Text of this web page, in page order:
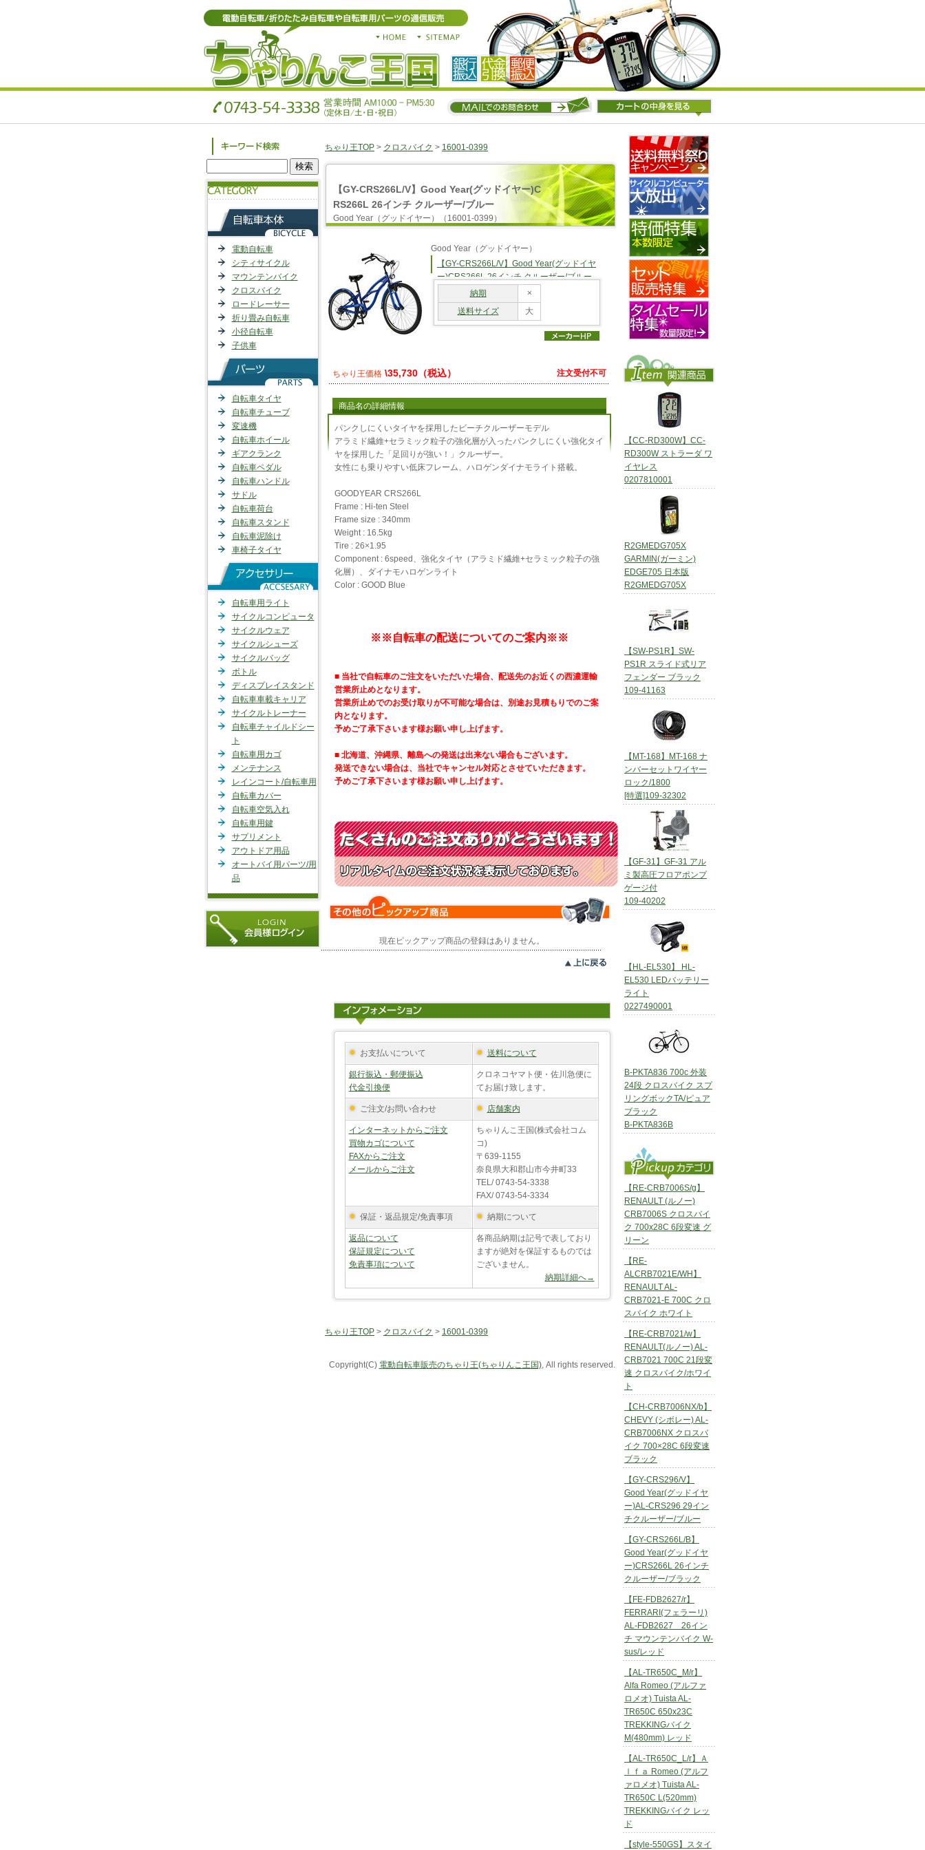
電動自転車
シティサイクル
マウンテンバイク
クロスバイク
ロードレーサー
折り畳み自転車
小径自転車
子供車
自転車タイヤ
自転車チューブ
変速機
自転車ホイール
ギアクランク
自転車ペダル
自転車ハンドル
サドル
自転車荷台
自転車スタンド
自転車泥除け
車椅子タイヤ
自転車用ライト
サイクルコンピュータ
サイクルウェア
サイクルシューズ
サイクルバッグ
ボトル
ディスプレイスタンド
自転車車載キャリア
サイクルトレーナー
自転車チャイルドシー
ト
自転車用カゴ
メンテナンス
レインコート/自転車用
自転車カバー
自転車空気入れ
自転車用鍵
サプリメント
アウトドア用品
オートバイ用パーツ/用
品
ちゃり王TOP > クロスバイク > 16001-0399
【GY-CRS266L/V】Good Year(グッドイヤー)C
RS266L 26インチ クルーザー/ブルー
Good Year（グッドイヤー）（16001-0399）
Good Year（グッドイヤー）
【GY-CRS266L/V】Good Year(グッドイヤ
ー)CRS266L 26インチ クルーザー/ブルー
納期
×
送料サイズ
大
ちゃり王価格 \35,730（税込） 注文受付不可
商品名の詳細情報
パンクしにくいタイヤを採用したビーチクルーザーモデル
アラミド繊維+セラミック粒子の強化層が入ったパンクしにくい強化タイ
ヤを採用した「足回りが強い！」クルーザー。
女性にも乗りやすい低床フレーム、ハロゲンダイナモライト搭載。
GOODYEAR CRS266L
Frame : Hi-ten Steel
Frame size : 340mm
Weight : 16.5kg
Tire : 26×1.95
Component : 6speed、強化タイヤ（アラミド繊維+セラミック粒子の強
化層）、ダイナモハロゲンライト
Color : GOOD Blue
※※自転車の配送についてのご案内※※
■ 当社で自転車のご注文をいただいた場合、配送先のお近くの西濃運輸
営業所止めとなります。
営業所止めでのお受け取りが不可能な場合は、別途お見積もりでのご案
内となります。
予めご了承下さいます様お願い申し上げます。
■ 北海道、沖縄県、離島への発送は出来ない場合もございます。
発送できない場合は、当社でキャンセル対応とさせていただきます。
予めご了承下さいます様お願い申し上げます。
現在ピックアップ商品の登録はありません。
お支払いについて 送料について
銀行振込・郵便振込
代金引換便
クロネコヤマト便・佐川急便に
てお届け致します。
ご注文/お問い合わせ 店舗案内
インターネットからご注文
買物カゴについて
FAXからご注文
メールからご注文
ちゃりんこ王国(株式会社コム
コ)
〒639-1155
奈良県大和郡山市今井町33
TEL/ 0743-54-3338
FAX/ 0743-54-3334
保証・返品規定/免責事項 納期について
返品について
保証規定について
免責事項について
各商品納期は記号で表しており
ますが絶対を保証するものでは
ございません。
納期詳細へ→
ちゃり王TOP > クロスバイク > 16001-0399
Copyright(C) 電動自転車販売のちゃり王(ちゃりんこ王国), All rights reserved.
【CC-RD300W】CC-
RD300W ストラーダ ワ
イヤレス
0207810001
R2GMEDG705X
GARMIN(ガーミン)
EDGE705 日本版
R2GMEDG705X
【SW-PS1R】SW-
PS1R スライド式リア
フェンダー ブラック
109-41163
【MT-168】MT-168 ナ
ンバーセットワイヤー
ロック/1800
[特選]109-32302
【GF-31】GF-31 アル
ミ製高圧フロアポンプ
ゲージ付
109-40202
【HL-EL530】 HL-
EL530 LEDバッテリー
ライト
0227490001
B-PKTA836 700c 外装
24段 クロスバイク スプ
リングボックTA/ピュア
ブラック
B-PKTA836B
【RE-CRB7006S/g】
RENAULT (ルノー)
CRB7006S クロスバイ
ク 700x28C 6段変速 グ
リーン
【RE-
ALCRB7021E/WH】
RENAULT AL-
CRB7021-E 700C クロ
スバイク ホワイト
【RE-CRB7021/w】
RENAULT(ルノー) AL-
CRB7021 700C 21段変
速 クロスバイク/ホワイ
ト
【CH-CRB7006NX/b】
CHEVY (シボレー) AL-
CRB7006NX クロスバ
イク 700×28C 6段変速
ブラック
【GY-CRS296/V】
Good Year(グッドイヤ
ー)AL-CRS296 29イン
チクルーザー/ブルー
【GY-CRS266L/B】
Good Year(グッドイヤ
ー)CRS266L 26インチ
クルーザー/ブラック
【FE-FDB2627/r】
FERRARI(フェラーリ)
AL-FDB2627 26イン
チ マウンテンバイク W-
sus/レッド
【AL-TR650C_M/r】
Alfa Romeo (アルファ
ロメオ) Tuista AL-
TR650C 650x23C
TREKKINGバイク
M(480mm) レッド
【AL-TR650C_L/r】Ａ
ｌｆａ Romeo (アルフ
ァロメオ) Tuista AL-
TR650C L(520mm)
TREKKINGバイク レッ
ド
【style-550GS】スタイ